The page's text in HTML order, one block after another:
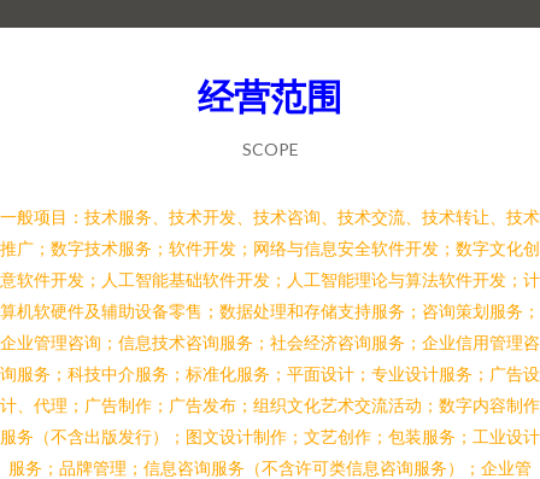
经营范围
SCOPE
一般项目：技术服务、技术开发、技术咨询、技术交流、技术转让、技术
推广；数字技术服务；软件开发；网络与信息安全软件开发；数字文化创
意软件开发；人工智能基础软件开发；人工智能理论与算法软件开发；计
算机软硬件及辅助设备零售；数据处理和存储支持服务；咨询策划服务；
企业管理咨询；信息技术咨询服务；社会经济咨询服务；企业信用管理咨
询服务；科技中介服务；标准化服务；平面设计；专业设计服务；广告设
计、代理；广告制作；广告发布；组织文化艺术交流活动；数字内容制作
服务（不含出版发行）；图文设计制作；文艺创作；包装服务；工业设计
服务；品牌管理；信息咨询服务（不含许可类信息咨询服务）；企业管